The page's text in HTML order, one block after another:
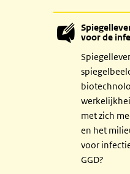
voor de
met zich
en het
voor
GGD?